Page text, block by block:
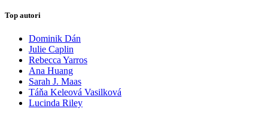
Top autori
Dominik Dán
Julie Caplin
Rebecca Yarros
Ana Huang
Sarah J. Maas
Táňa Keleová Vasilková
Lucinda Riley